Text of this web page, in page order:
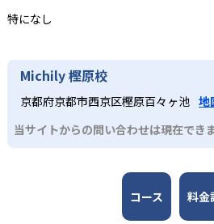
の英語4技能をバランスよく育成す
アルクの50年以上にわたる教材開発
オリジナル教材を使用。DVDやペ
総合的にカバーし、実践的な英語運
材は年齢・学年別に最適化されて
もスムーズに行える構成となってい
し、家庭学習も促進する。小学生コ
小学生～中学生（
小学生低学年のSTEP1～3は週1回
もがまねをしながら英語を話す指導
力強化を実施。JHコースは中学1～
90分で文法定着とタスクベース学
デメリットとしては、教室によっ
時間、月謝や入会金が異なるため、
で受講できない場合がある点である
プランに一定の費用負担が生じるほ
ぶ形式のため、学習量を確保するに
必要なこともある。さらに、グル
合には別途オプションを検討する必
特になし
Michily 樫原校
京都府京都市西京区樫原百々ヶ池 地
当サイトからの問い合わせは現在でき
コース 料金